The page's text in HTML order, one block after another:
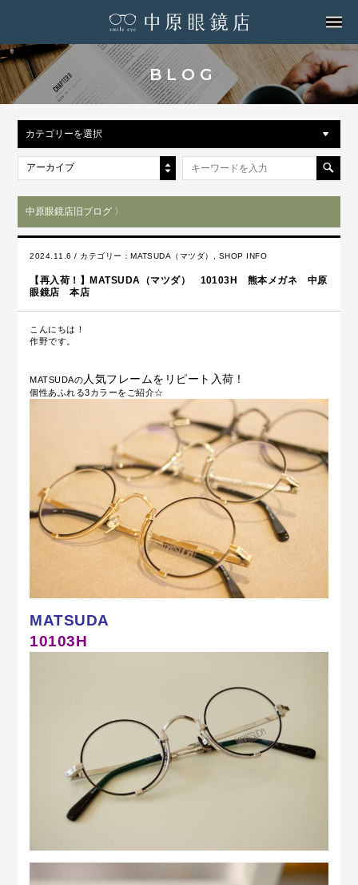
BLOG
カテゴリーを選択
アーカイブ
中原眼鏡店旧ブログ 〉
2024.11.6 / カテゴリー：MATSUDA（マツダ） SHOP INFO
【再入荷！】MATSUDA（マツダ） 10103H 熊本メガネ 中原
眼鏡店 本店
こんにちは！
作野です。
MATSUDAの 人気フレームをリピート入荷！
個性あふれる3カラーをご紹介☆
MATSUDA
10103H